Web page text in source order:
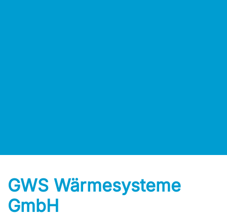
GWS Wärmesysteme
GmbH